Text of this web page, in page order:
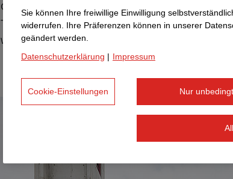
Ob in Braunschweig, Halle, Hannover oder
Teams, die sich aufeinander verlassen, die
wissen, dass große Aufgaben nur gemeinsam
Sie können Ihre freiwillige Einwilligung
widerrufen. Ihre Prä­fe­renzen können in unserer
geändert werden.
Datenschutzerklärung | Impressum
Nur
Cookie-Einstellungen